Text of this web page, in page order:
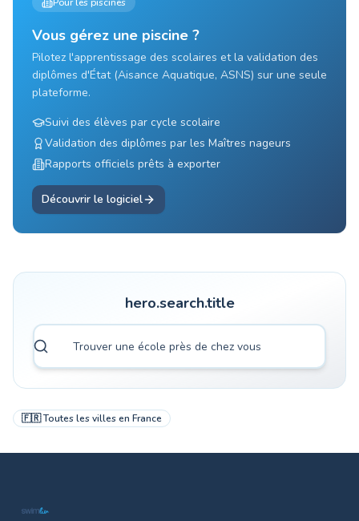
Vous gérez une piscine ?
Pilotez l'apprentissage des scolaires et la validation des
diplômes d'État (Aisance Aquatique, ASNS) sur une seule
plateforme.
Suivi des élèves par cycle scolaire
Validation des diplômes par les Maîtres nageurs
Rapports officiels prêts à exporter
Découvrir le logiciel
hero.search.title
🇫🇷Toutes les villes en France